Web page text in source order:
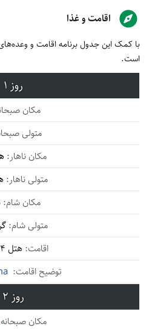
اقامت و غذا
با کمک این جدول برنامه اقامت و
است.
1
هتل 4 ستاره
2